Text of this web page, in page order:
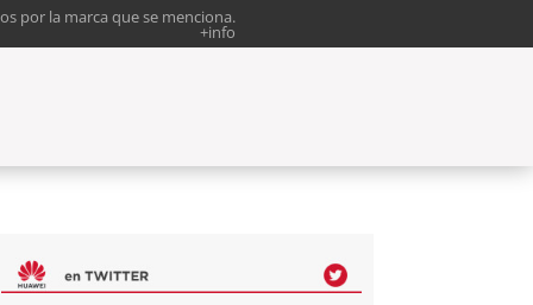
por la marca que se menciona.
+info